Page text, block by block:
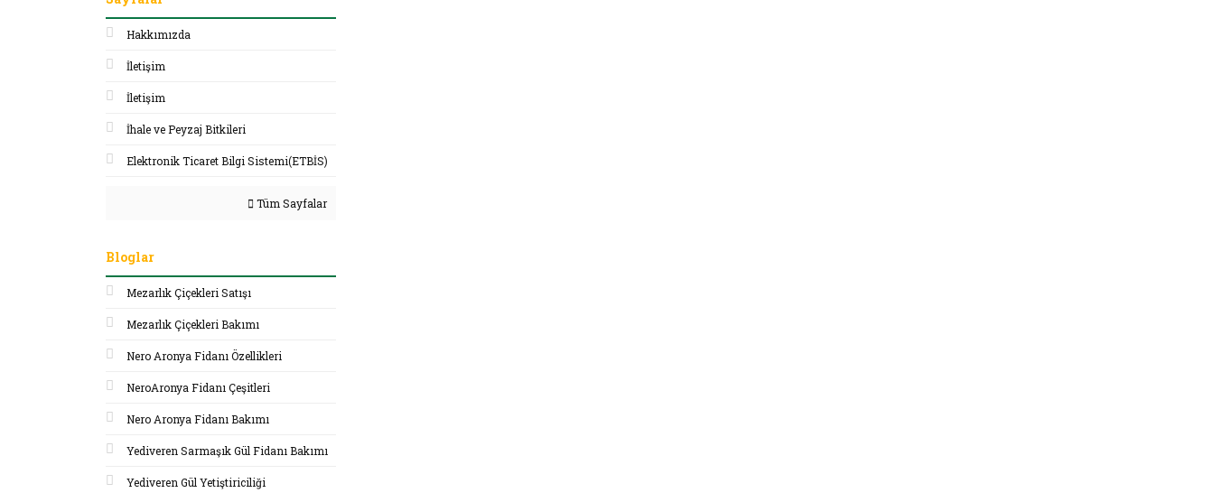
Hakkımızda
İletişim
İletişim
İhale ve Peyzaj Bitkileri
Elektronik Ticaret Bilgi Sistemi(ETBİS)
Tüm Sayfalar
Bloglar
Mezarlık Çiçekleri Satışı
Mezarlık Çiçekleri Bakımı
Nero Aronya Fidanı Özellikleri
NeroAronya Fidanı Çeşitleri
Nero Aronya Fidanı Bakımı
Yediveren Sarmaşık Gül Fidanı Bakımı
Yediveren Gül Yetiştiriciliği